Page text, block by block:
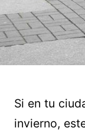
Si en tu
invierno,